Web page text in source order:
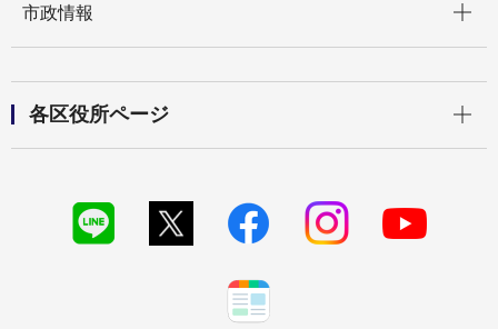
市政情報
各区役所ページ